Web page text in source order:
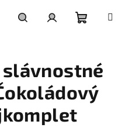
košík
slávnostné